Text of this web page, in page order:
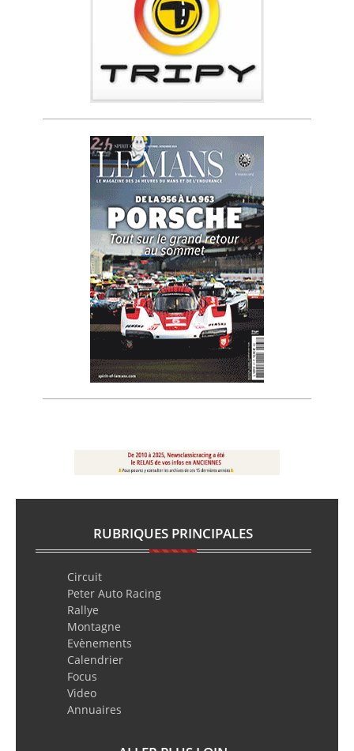
RUBRIQUES PRINCIPALES
Circuit
Peter Auto Racing
Rallye
Montagne
Evènements
Calendrier
Focus
Video
Annuaires